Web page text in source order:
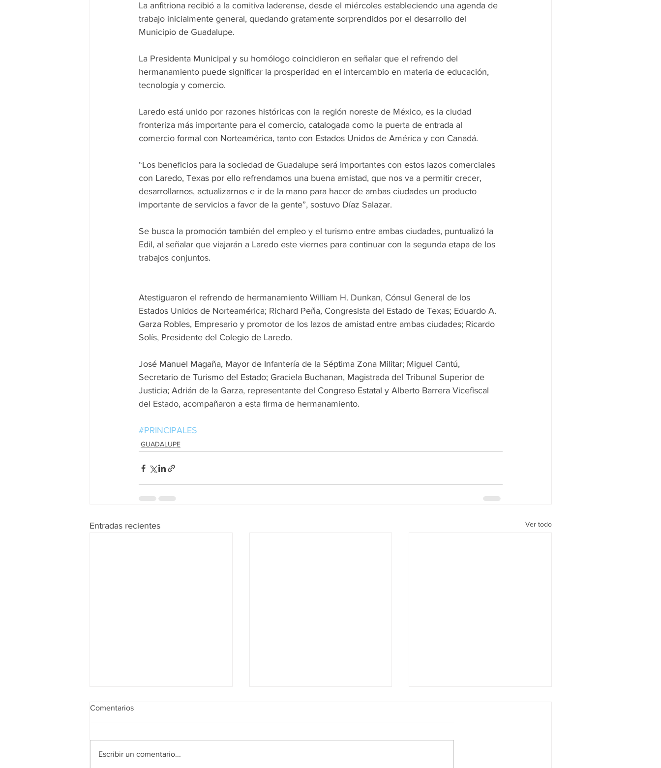
La anfitriona recibió a la comitiva laderense, desde el miércoles estableciendo una agenda de
trabajo inicialmente general, quedando gratamente sorprendidos por el desarrollo del
Municipio de Guadalupe.
La Presidenta Municipal y su homólogo coincidieron en señalar que el refrendo del
hermanamiento puede significar la prosperidad en el intercambio en materia de educación,
tecnología y comercio.
Laredo está unido por razones históricas con la región noreste de México, es la ciudad
fronteriza más importante para el comercio, catalogada como la puerta de entrada al
comercio formal con Norteamérica, tanto con Estados Unidos de América y con Canadá.
“Los beneficios para la sociedad de Guadalupe será importantes con estos lazos comerciales
con Laredo, Texas por ello refrendamos una buena amistad, que nos va a permitir crecer,
desarrollarnos, actualizarnos e ir de la mano para hacer de ambas ciudades un producto
importante de servicios a favor de la gente”, sostuvo Díaz Salazar.
Se busca la promoción también del empleo y el turismo entre ambas ciudades, puntualizó la
Edil, al señalar que viajarán a Laredo este viernes para continuar con la segunda etapa de los
trabajos conjuntos.
Atestiguaron el refrendo de hermanamiento William H. Dunkan, Cónsul General de los
Estados Unidos de Norteamérica; Richard Peña, Congresista del Estado de Texas; Eduardo A.
Garza Robles, Empresario y promotor de los lazos de amistad entre ambas ciudades; Ricardo
Solís, Presidente del Colegio de Laredo.
José Manuel Magaña, Mayor de Infantería de la Séptima Zona Militar; Miguel Cantú,
Secretario de Turismo del Estado; Graciela Buchanan, Magistrada del Tribunal Superior de
Justicia; Adrián de la Garza, representante del Congreso Estatal y Alberto Barrera Vicefiscal
del Estado, acompañaron a esta firma de hermanamiento.
#PRINCIPALES
GUADALUPE
Entradas recientes Ver todo
Comentarios
Escribir un comentario...